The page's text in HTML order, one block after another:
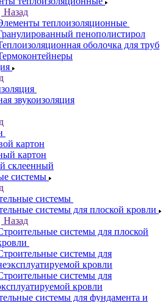
Назад
теплоизоляционные
пенополистирол
оболочка для труб
звукоизоляция
картон
картон
склеенный
системы
системы
системы для плоской кровли
Назад
системы для плоской
системы для
кровли
системы для
кровли
системы для фундамента и